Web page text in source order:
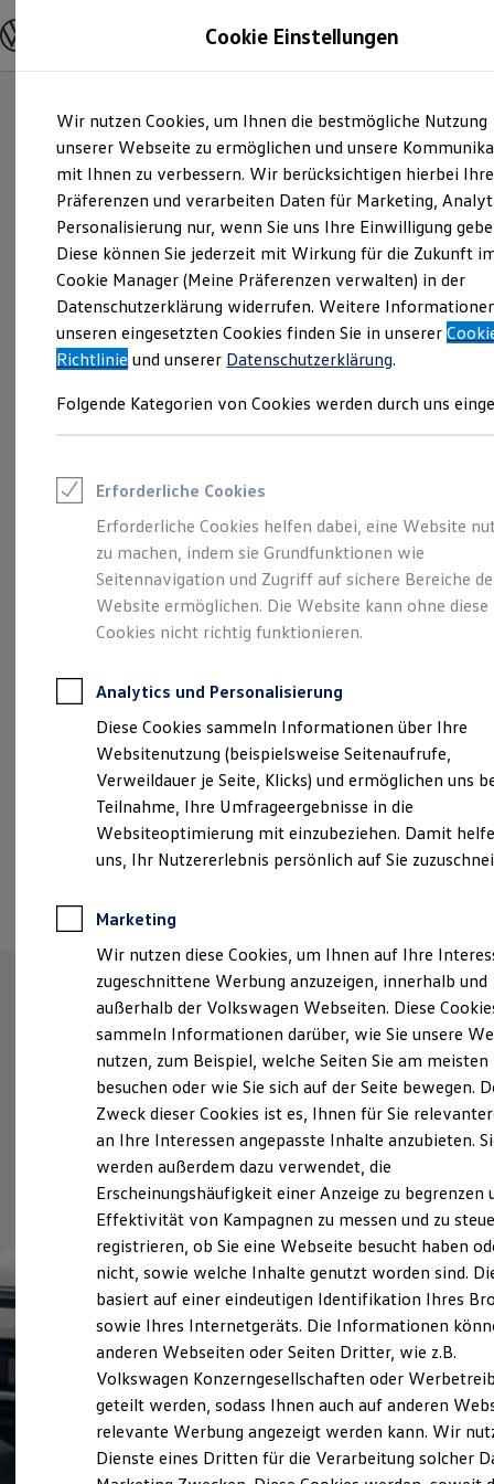
Hauptinhalt
springen
Footer
springen
Modelle und Konfigurator
Modelle vergleichen
Elektroautos
ENERGY Sondermodelle
Nutzfahrzeuge
SUV und CUV
Familienautos
Kombis
Kompaktwagen
Sportwagen
Schnell verfügbare Fahrzeuge
Angebote und Produkte
Aktuelle Angebote
E-Auto-Förderung
Volkswagen Marktplatz
Junge Gebrauchtwagen und Gebrauchtwagen
Saisonangebote
Leasing
Leasing-Angebote
Gebrauchtwagen Leasing
Junge Gebrauchtwagen-Leasing
Elektroauto Leasing
Kleinwagen-Leasing
Leasing ohne Anzahlung
Autokredit mit Schlussrate
Versicherungen und Garantien
Kfz-Versicherung
Restschuldversicherungen
Garantien
Wartungsverträge
Geschäftskunden
Professional Class bei Volkswagen
Großkunden
Behörden
Anpfiff zum Gewinn
Elektroautos
ID. Tutorials
Elektrofahrzeugkonzepte
Reichweite
Reichweite der ID. Modelle
Reichweite im Winter
Laden
Laden unterwegs
Laden Zuhause
Ladezeitensimulator
Batterie
Sicherheit
Garantie und Lebensdauer
Nachhaltigkeit
Technologie
Kosten und Kauf
Verbrauchskosten
Kaufoptionen
E-Auto-Förderung
Software und Konnektivität
Die ID. Software 6
ID. Software Versionen und Updates
Digitale Extras
Schnittstellen zu Ihrem ID.
Abenteuer Leben. Der
Tiguan.
Cookie Einstellungen
Wir nutzen Cookies, um Ihnen die bestmögliche Nutzung
unserer Webseite zu ermöglichen und unsere
mit Ihnen zu verbessern. Wir berücksichtigen hierbei Ihre
Präferenzen und verarbeiten Daten für Marketing,
Personalisierung nur, wenn Sie uns Ihre Einwilligung
Diese können Sie jederzeit mit Wirkung für die Zukunft
Cookie Manager (Meine Präferenzen verwalten) in der
Datenschutzerklärung widerrufen. Weitere
unseren eingesetzten Cookies finden Sie in unserer
Richtlinie und unserer Datenschutzerklärung.
Folgende Kategorien von Cookies werden durch uns
Erforderliche Cookies
Erforderliche Cookies helfen dabei, eine Website
zu machen, indem sie Grundfunktionen wie
Seitennavigation und Zugriff auf sichere Bereiche
Website ermöglichen. Die Website kann ohne diese
Cookies nicht richtig funktionieren.
Analytics und Personalisierung
Diese Cookies sammeln Informationen über Ihre
Websitenutzung (beispielsweise Seitenaufrufe,
Verweildauer je Seite, Klicks) und ermöglichen uns
Teilnahme, Ihre Umfrageergebnisse in die
Websiteoptimierung mit einzubeziehen. Damit
uns, Ihr Nutzererlebnis persönlich auf Sie
Marketing
Wir nutzen diese Cookies, um Ihnen auf Ihre
zugeschnittene Werbung anzuzeigen, innerhalb und
außerhalb der Volkswagen Webseiten. Diese
sammeln Informationen darüber, wie Sie unsere
nutzen, zum Beispiel, welche Seiten Sie am meisten
besuchen oder wie Sie sich auf der Seite bewegen.
Zweck dieser Cookies ist es, Ihnen für Sie
an Ihre Interessen angepasste Inhalte anzubieten.
werden außerdem dazu verwendet, die
Erscheinungshäufigkeit einer Anzeige zu begrenzen
Effektivität von Kampagnen zu messen und zu
registrieren, ob Sie eine Webseite besucht haben
nicht, sowie welche Inhalte genutzt worden sind.
basiert auf einer eindeutigen Identifikation Ihres
sowie Ihres Internetgeräts. Die Informationen
anderen Webseiten oder Seiten Dritter, wie z.B.
Volkswagen Konzerngesellschaften oder
geteilt werden, sodass Ihnen auch auf anderen
relevante Werbung angezeigt werden kann. Wir
Dienste eines Dritten für die Verarbeitung solcher